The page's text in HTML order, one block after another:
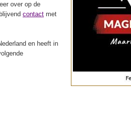
over op de
contact met
en heeft in